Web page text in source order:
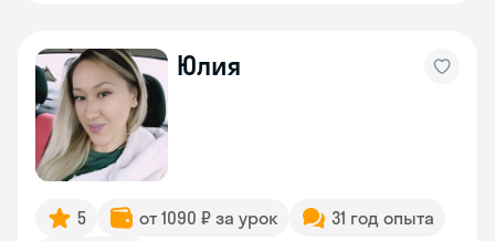
Юлия
5 от 1090 ₽ за урок
31 год опыта